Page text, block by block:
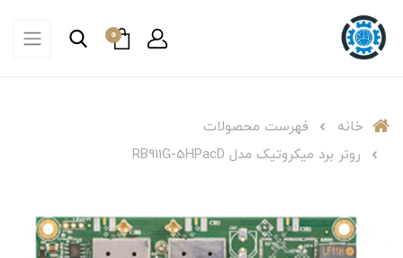
0
خانه
فهرست محصولات
روتر برد میکروتیک مدل RB911G-5HPacD